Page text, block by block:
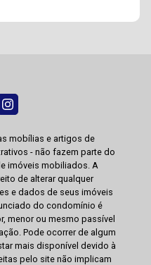
mobílias e artigos de
- não fazem parte do
imóveis mobiliados. A
de alterar qualquer
e dados de seus imóveis
do condomínio é
menor ou mesmo passível
Pode ocorrer de algum
mais disponível devido à
pelo site não implicam